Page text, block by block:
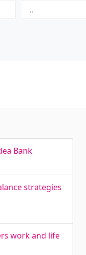
Bank
strategies
work and life